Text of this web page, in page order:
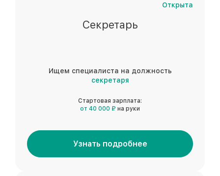
Открыта
Секретарь
Ищем специалиста на должность
секретаря
Стартовая зарплата:
от 40 000 ₽ на руки
Узнать подробнее